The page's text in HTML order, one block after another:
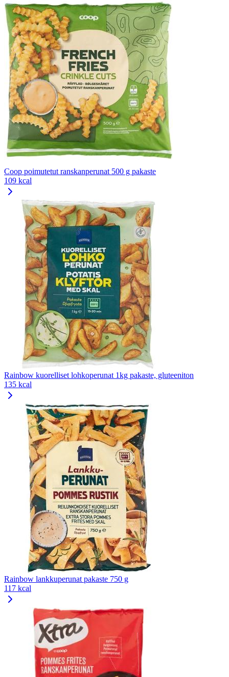
Coop poimutetut ranskanperunat 500 g pakaste
109 kcal
Rainbow kuorelliset lohkoperunat 1kg pakaste, gluteeniton
135 kcal
Rainbow lankkuperunat pakaste 750 g
117 kcal